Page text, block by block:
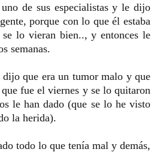
de sus especialistas y le dijo
porque con lo que él estaba
lo vieran bien.., y entonces le
semanas.
que era un tumor malo y que
fue el viernes y se lo quitaron
le han dado (que se lo he visto
la herida).
todo lo que tenía mal y demás,